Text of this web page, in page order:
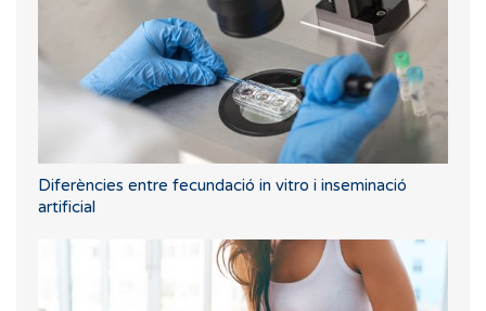
Diferències entre fecundació in vitro i inseminació
artificial